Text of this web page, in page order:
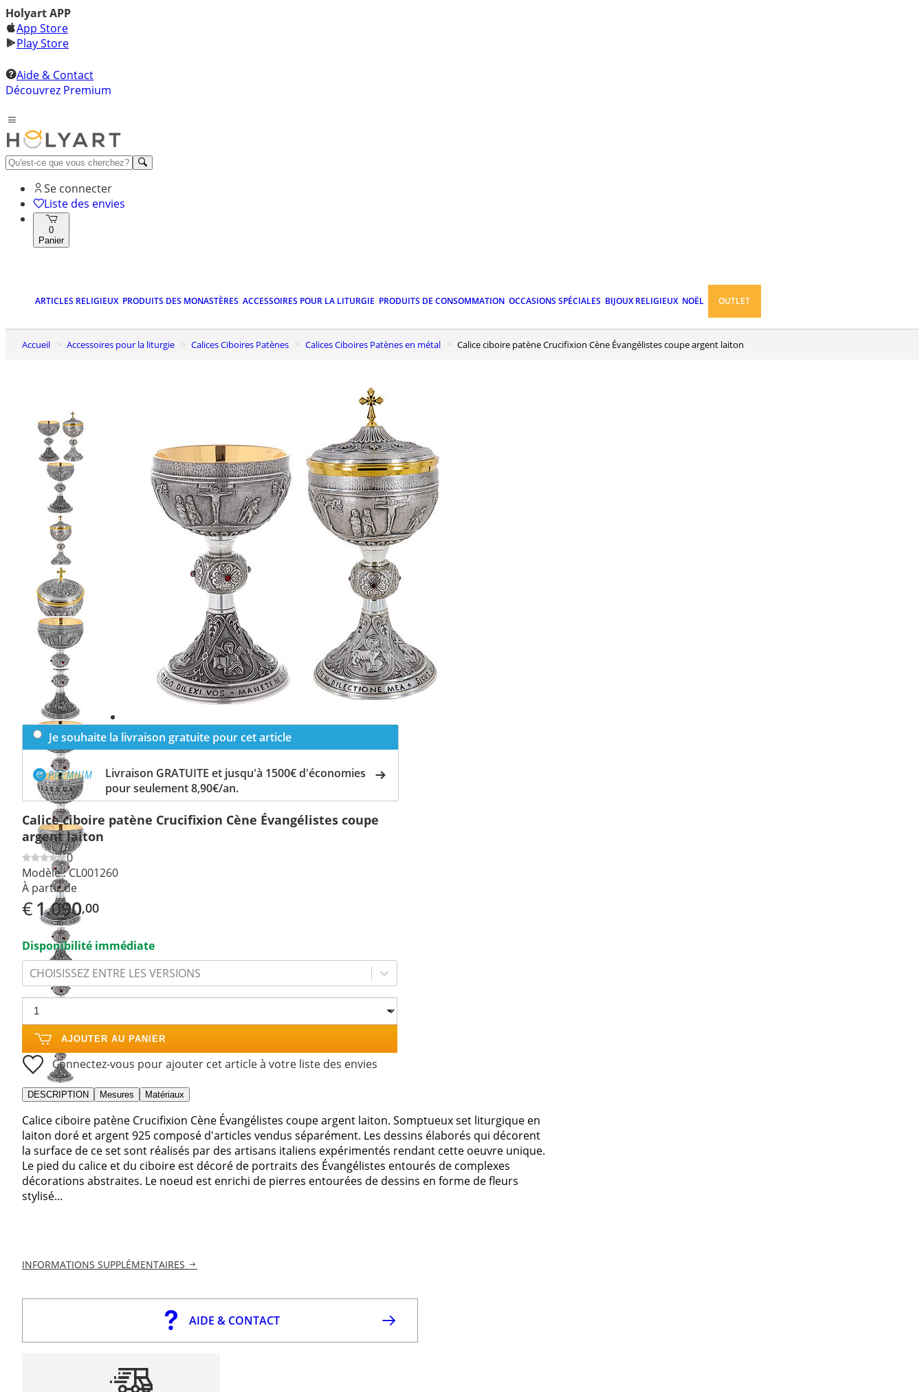
Holyart APP
App Store
Play Store
Aide & Contact
Découvrez Premium
Se connecter
Liste des envies
0
Panier
ARTICLES RELIGIEUX PRODUITS DES MONASTÈRES ACCESSOIRES POUR LA LITURGIE PRODUITS DE CONSOMMATION OCCASIONS SPÉCIALES BIJOUX RELIGIEUX NOËL OUTLET
Accueil Accessoires pour la liturgie Calices Ciboires Patènes Calices Ciboires Patènes en métal Calice ciboire patène Crucifixion Cène Évangélistes coupe argent laiton
Previous
slide
Next
slide
Je souhaite la livraison gratuite pour cet article
Livraison GRATUITE et jusqu'à 1500€ d'économies
pour seulement 8,90€/an.
Calice ciboire patène Crucifixion Cène Évangélistes coupe
argent laiton
0
Modèle :CL001260
À partir de
€1.090,00
Disponibilité immédiate
CHOISISSEZ ENTRE LES VERSIONS
AJOUTER AU PANIER
Connectez-vous pour ajouter cet article à votre liste des envies
DESCRIPTION Mesures Matériaux
Calice ciboire patène Crucifixion Cène Évangélistes coupe argent laiton. Somptueux set liturgique en
laiton doré et argent 925 composé d'articles vendus séparément. Les dessins élaborés qui décorent
la surface de ce set sont réalisés par des artisans italiens expérimentés rendant cette oeuvre unique.
Le pied du calice et du ciboire est décoré de portraits des Évangélistes entourés de complexes
décorations abstraites. Le noeud est enrichi de pierres entourées de dessins en forme de fleurs
stylisé...
INFORMATIONS SUPPLÉMENTAIRES
AIDE & CONTACT